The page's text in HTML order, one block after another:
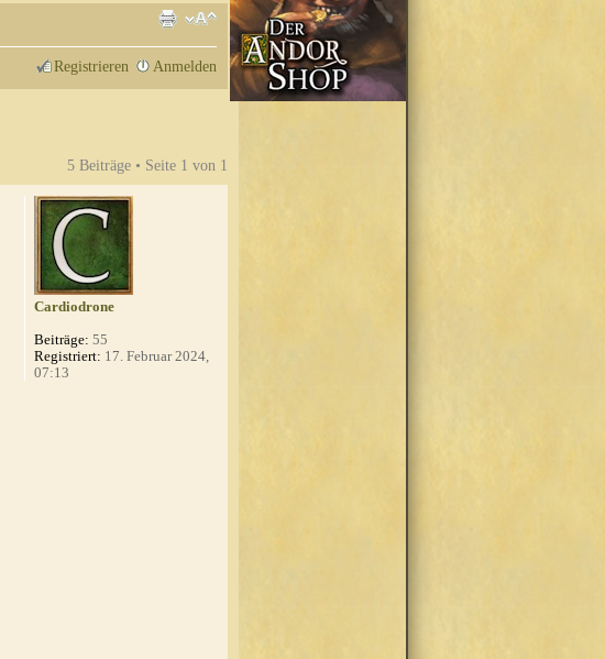
Registrieren Anmelden
5 Beiträge • Seite 1 von 1
Cardiodrone
Beiträge: 55
Registriert: 17. Februar 2024,
07:13